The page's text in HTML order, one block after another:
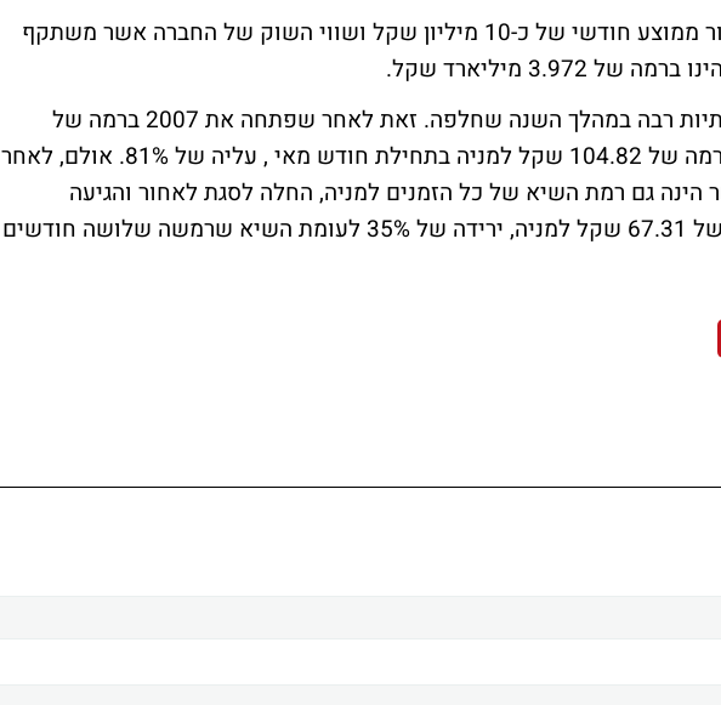
מניות החברה מרכזות מחזור ממוצע חודשי של כ-10 מיליון שקל ושווי השוק של החברה אשר משתקף
מיליארד שקל.
מניית כלכלית רשמה תנודתיות רבה במהלך השנה שחלפה. זאת לאחר שפתחה את 2007 ברמה של
57.91 שקל וטיפסה אף לרמה של 104.82 שקל למניה בתחילת חודש מאי , עליה של 81%. אולם, לאחר
גם רמת השיא של כל הזמנים למניה, החלה לסגת לאחור והגיעה
באמצע אוגוסט אף לשער של 67.31 שקל למניה, ירידה של 35% לעומת השיא שרמשה שלושה חודשים